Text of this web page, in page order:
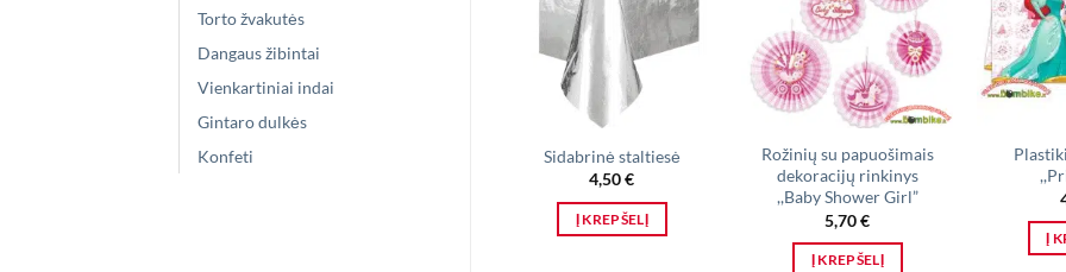
Torto žvakutės
Dangaus žibintai
Vienkartiniai indai
Gintaro dulkės
Konfeti
Sidabrinė staltiesė
4,50€
Į KREPŠELĮ
Rožinių su papuošimais
dekoracijų rinkinys
,,Baby Shower Girl”
5,70€
Į KREPŠELĮ
Į